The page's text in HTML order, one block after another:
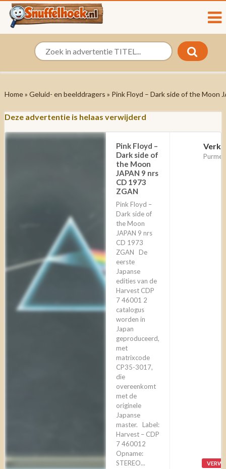
Home» Geluid- en beelddragers » Pink Floyd – Dark side of the Moon
Deze advertentie is helaas verwijderd
Pink Floyd –
Dark side of
the Moon
JAPAN 9 nrs
CD 1973
ZGAN
Pink Floyd –
Dark side of
the Moon
JAPAN 9 nrs
CD 1973
ZGAN De
eerste
Japanse
edities van de
Harvest CDP
7 46001 2
catalogus
worden in
Japan
geproduceerd,
met
matrixcode
CP35-3017,
die
overeenkomt
met de
originele
Japanse
master. Label:
Harvest – CDP
7 460012
Opname:
STEREO...